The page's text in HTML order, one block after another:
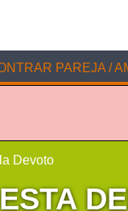
PAREJA /
Devoto